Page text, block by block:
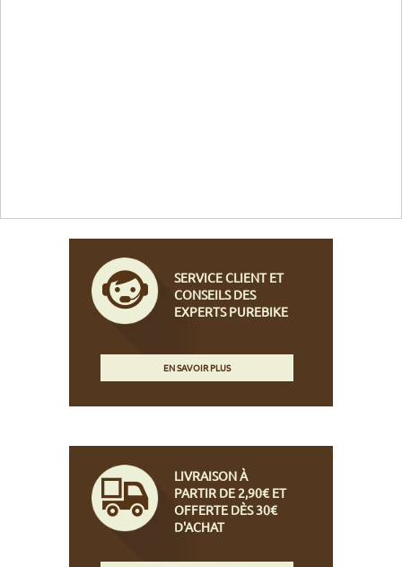
SERVICE CLIENT ET
CONSEILS DES
EXPERTS PUREBIKE
EN SAVOIR PLUS
LIVRAISON À
PARTIR DE 2,90€ ET
OFFERTE DÈS 30€
D'ACHAT